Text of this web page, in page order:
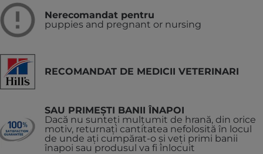
Nerecomandat pentru
puppies and pregnant or nursing
RECOMANDAT DE MEDICII VETERINARI
SAU PRIMEȘTI BANII ÎNAPOI
Dacă nu sunteți mulțumit de hrană, din orice
motiv, returnați cantitatea nefolosită în locul
de unde ați cumpărat-o și veți primi banii
înapoi sau produsul va fi înlocuit